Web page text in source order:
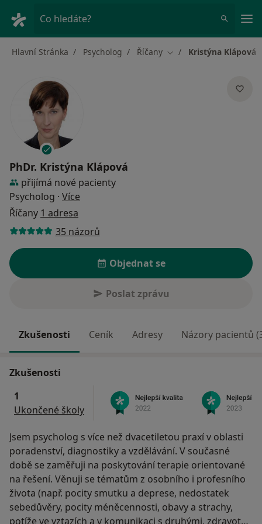
Co hledáte?
Hlavní Stránka Psycholog Říčany Změna města
Kristýna Klápová
PhDr. Kristýna Klápová
přijímá nové pacienty
Psycholog · Více
Říčany 1 adresa
35 názorů
Objednat se
Poslat zprávu
Zkušenosti Ceník Adresy Názory pacientů
Zkušenosti
1
Ukončené školy
Jsem psycholog s více než dvacetiletou praxí v oblasti
poradenství, diagnostiky a vzdělávání. V současné
době se zaměřuji na poskytování terapie orientované
na řešení. Věnuji se tématům z osobního i profesního
života (např. pocity smutku a deprese, nedostatek
sebedůvěry, pocity méněcennosti, obavy a strachy,
potíže ve vztazích a v komunikaci s druhými, zdravotní